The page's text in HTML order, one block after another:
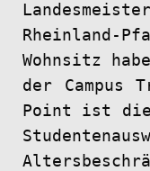
Rheinland-
Wohnsitz
der Campus
Point ist die